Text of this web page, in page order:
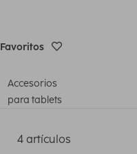
Favoritos
Accesorios
para tablets
4 artículos